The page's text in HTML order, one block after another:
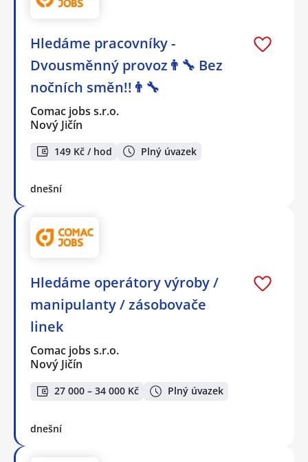
Hledáme pracovníky -
Dvousměnný provoz👨‍🔧 Bez
nočních směn!!👨‍🔧
Comac jobs s.r.o.
Nový Jičín
149 Kč / hod Plný úvazek
dnešní
Hledáme operátory výroby /
manipulanty / zásobovače
linek
Comac jobs s.r.o.
Nový Jičín
27 000 – 34 000 Kč Plný úvazek
dnešní